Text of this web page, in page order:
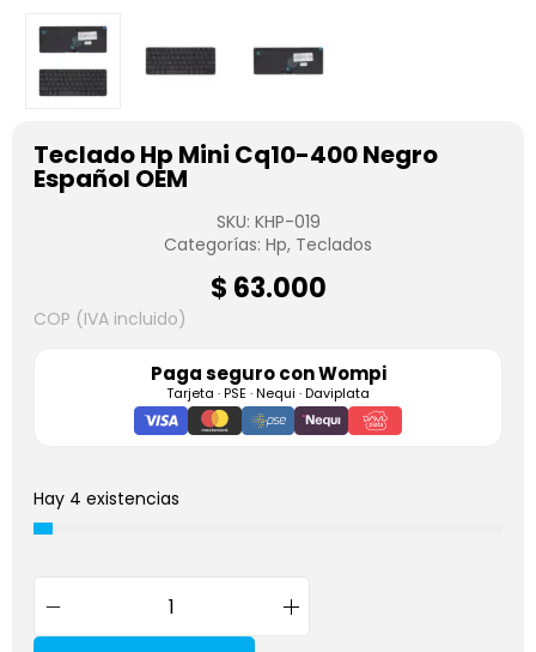
Teclado Hp Mini Cq10-400 Negro
Español OEM
SKU: KHP-019
Categorías: Hp, Teclados
$ 63.000
COP (IVA incluido)
Paga seguro conWompi
Tarjeta · PSE · Nequi · Daviplata
Hay 4 existencias